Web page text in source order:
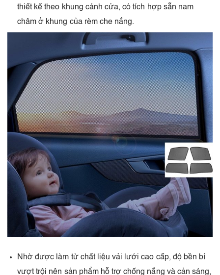
thiết kế theo khung cánh cửa, có tích hợp sẵn nam
châm ở khung của rèm che nắng.
Nhờ được làm từ chất liệu vải lưới cao cấp, độ bền bỉ
vượt trội nên sản phẩm hỗ trợ chống nắng và cản sáng,